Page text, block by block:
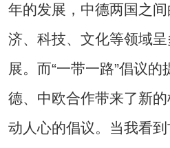
年的发展，中德两国之
济、科技、文化等领域
展。而“一带一路”倡议
德、中欧合作带来了新
动人心的倡议。当我看